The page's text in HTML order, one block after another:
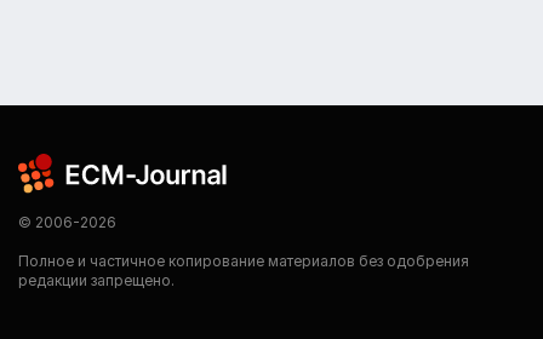
© 2006-2026
Полное и частичное копирование материалов без одобрения
редакции запрещено.